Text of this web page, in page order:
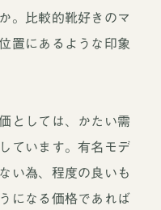
。比較的靴好きのマ
置にあるような印象
としては、かたい需
ています。有名モデ
い為、程度の良いも
になる価格であれば